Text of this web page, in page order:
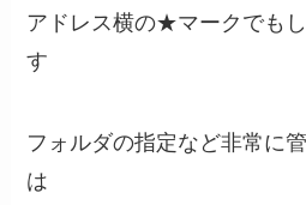
アドレス横の★マークでも
す
フォルダの指定など非常に
は